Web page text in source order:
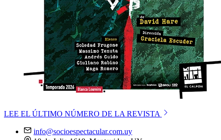
LEE EL ÚLTIMO NÚMERO DE LA REVISTA
info@socioespectacular.com.uy